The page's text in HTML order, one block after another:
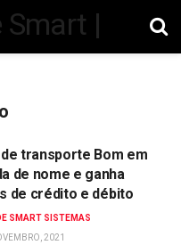
transporte Bom em
de nome e ganha
de crédito e débito
SMART SISTEMAS
2021